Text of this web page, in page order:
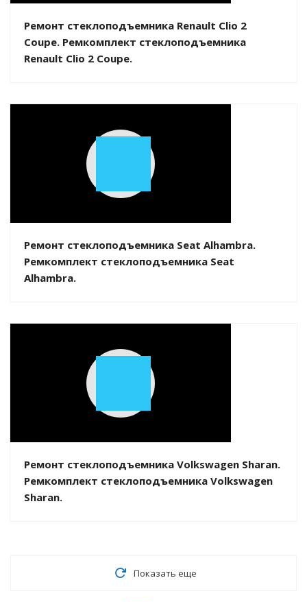
Ремонт стеклоподъемника Renault Clio 2
Coupe. Ремкомплект стеклоподъемника
Renault Clio 2 Coupe.
Play
Ремонт стеклоподъемника Seat Alhambra.
Ремкомплект стеклоподъемника Seat
Alhambra.
Play
Ремонт стеклоподъемника Volkswagen Sharan.
Ремкомплект стеклоподъемника Volkswagen
Sharan.
Показать еще